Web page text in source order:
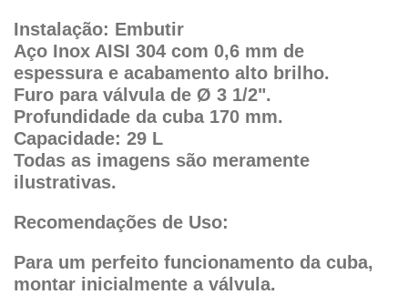
Instalação: Embutir
Aço Inox AISI 304 com 0,6 mm de
espessura e acabamento alto brilho.
Furo para válvula de Ø 3 1/2".
Profundidade da cuba 170 mm.
Capacidade: 29 L
Todas as imagens são meramente
ilustrativas.
Recomendações de Uso:
Para um perfeito funcionamento da cuba,
montar inicialmente a válvula.